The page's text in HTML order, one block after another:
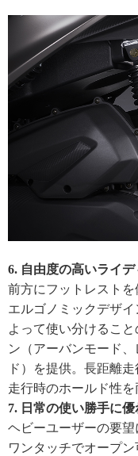
6. 自由度の高いライ
前方にフットレストを
エルゴノミックデザ
よって使い分けるこ
ン（アーバンモード
ド）を提供。長距離
走行時のホールド性を
7. 日常の使い勝手に
ヘビーユーザーの要
ワンタッチでオープ